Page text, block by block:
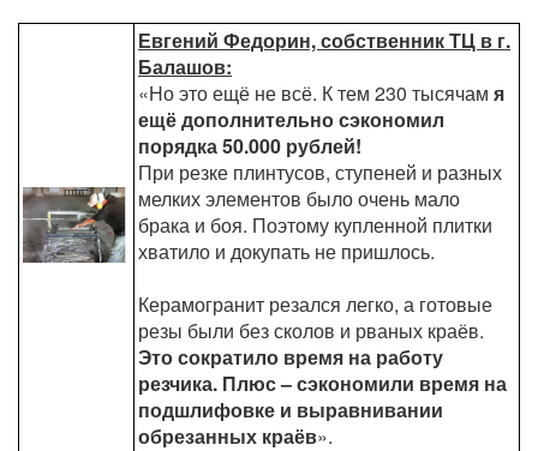
Евгений Федорин, собственник ТЦ в г.
Балашов:
«Но это ещё не всё. К тем 230 тысячам я
ещё дополнительно сэкономил
порядка 50.000 рублей!
При резке плинтусов, ступеней и разных
мелких элементов было очень мало
брака и боя. Поэтому купленной плитки
хватило и докупать не пришлось.
Керамогранит резался легко, а готовые
резы были без сколов и рваных краёв.
Это сократило время на работу
резчика. Плюс – сэкономили время на
подшлифовке и выравнивании
обрезанных краёв».